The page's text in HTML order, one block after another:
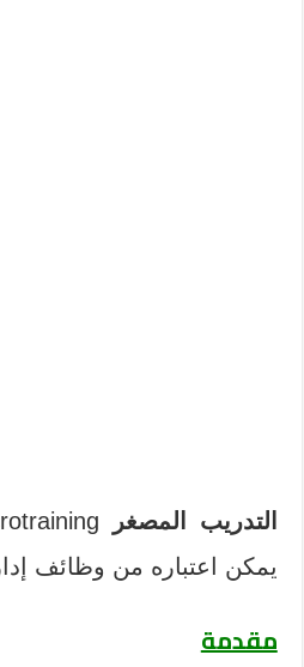
التدريب المصغر
يمكن اعتباره من وظائف
مقدمة